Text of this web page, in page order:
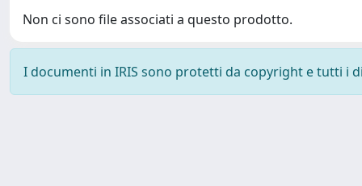
Non ci sono file associati a questo prodotto.
I documenti in IRIS sono protetti da copyright e tutti i